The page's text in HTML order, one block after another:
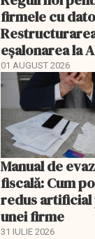
firmele cu
eșalonarea la
mai pot fi
simultan
01 AUGUST 2026
Manual de
fiscală: Cum
redus
unei firme
31 IULIE 2026